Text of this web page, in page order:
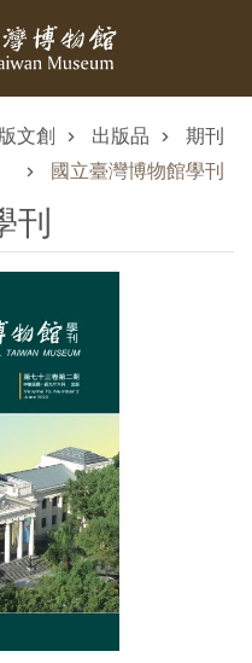
文創 出版品
期刊
國立臺灣博物館學刊
刊